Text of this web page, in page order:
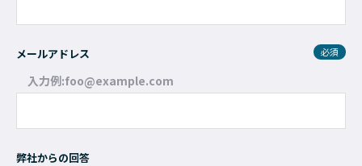
メールアドレス 必須
入力例:foo@example.com
弊社からの回答